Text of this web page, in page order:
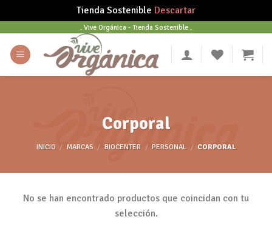
Tienda Sostenible Descartar
content
. Vive Orgánica - Tienda Sostenible .
Corporal
INICIO / MARCAS / BIOCENTER / PERSONAL / CORPORAL
No se han encontrado productos que coincidan con tu
selección.